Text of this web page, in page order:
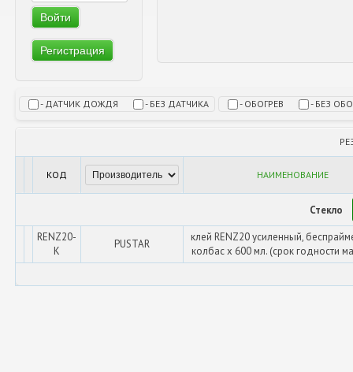
Регистрация
- ДАТЧИК ДОЖДЯ - БЕЗ ДАТЧИКА - ОБОГРЕВ - БЕЗ
КОД НАИМЕНОВАНИЕ
Стекло
RENZ20-
K
PUSTAR
клей RENZ20 усиленный,
колбас х 600 мл. (срок годности